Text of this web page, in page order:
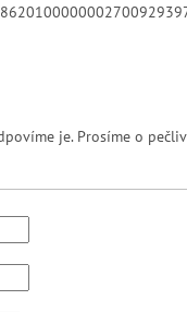
je. Prosíme o